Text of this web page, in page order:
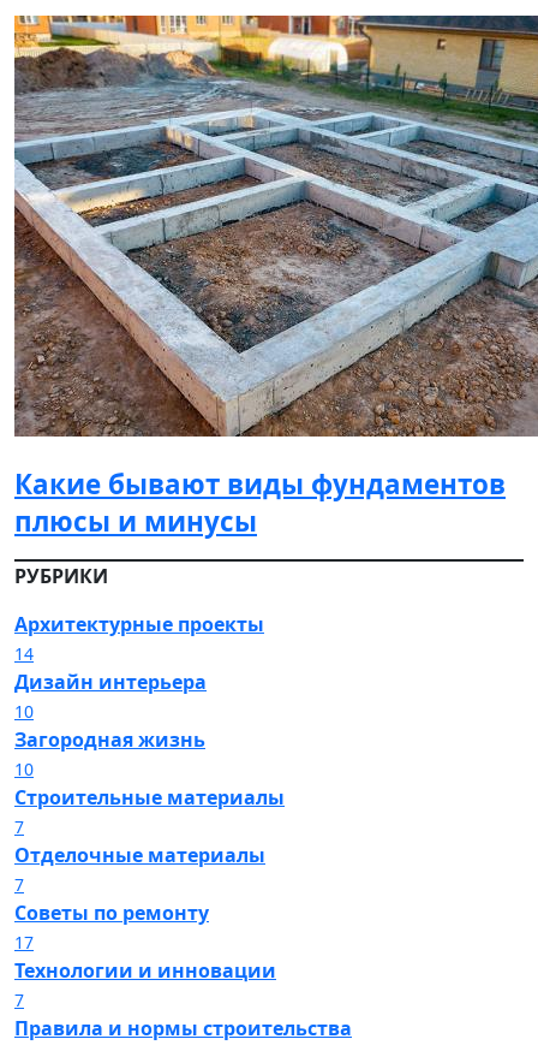
Какие бывают виды фундаментов
плюсы и минусы
РУБРИКИ
Архитектурные проекты
14
Дизайн интерьера
10
Загородная жизнь
10
Строительные материалы
7
Отделочные материалы
7
Советы по ремонту
17
Технологии и инновации
7
Правила и нормы строительства